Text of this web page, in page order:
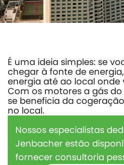
É uma ideia simples: se
chegar à fonte de
energia até ao local onde
Com os motores a gás do
se beneficia da
no local.
Nossos especialistas
Jenbacher estão
fornecer consultoria